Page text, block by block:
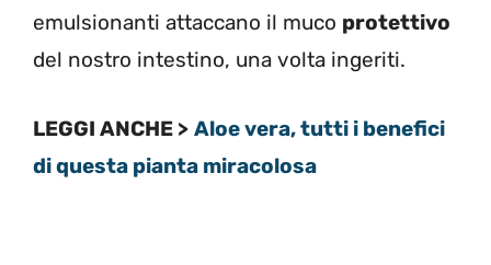
emulsionanti attaccano il muco protettivo
del nostro intestino, una volta ingeriti.
LEGGI ANCHE > Aloe vera, tutti i benefici
di questa pianta miracolosa